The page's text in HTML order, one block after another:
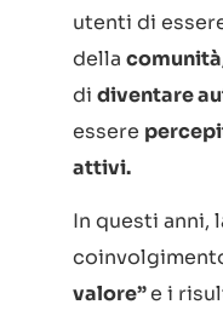
utenti di
della
di diventare
essere
attivi.
In questi anni,
valore”e i